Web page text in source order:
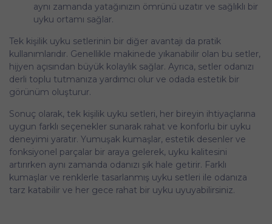
aynı zamanda yatağınızın ömrünü uzatır ve sağlıklı bir
uyku ortamı sağlar.
Tek kişilik uyku setlerinin bir diğer avantajı da pratik
kullanımlarıdır. Genellikle makinede yıkanabilir olan bu setler,
hijyen açısından büyük kolaylık sağlar. Ayrıca, setler odanızı
derli toplu tutmanıza yardımcı olur ve odada estetik bir
görünüm oluşturur.
Sonuç olarak, tek kişilik uyku setleri, her bireyin ihtiyaçlarına
uygun farklı seçenekler sunarak rahat ve konforlu bir uyku
deneyimi yaratır. Yumuşak kumaşlar, estetik desenler ve
fonksiyonel parçalar bir araya gelerek, uyku kalitesini
artırırken aynı zamanda odanızı şık hale getirir. Farklı
kumaşlar ve renklerle tasarlanmış uyku setleri ile odanıza
tarz katabilir ve her gece rahat bir uyku uyuyabilirsiniz.